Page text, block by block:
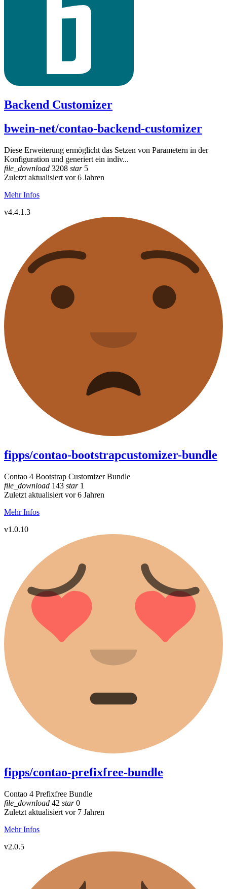
Backend Customizer
bwein-net/contao-backend-customizer
Diese Erweiterung ermöglicht das Setzen von Parametern in der
Konfiguration und generiert ein indiv...
file_download 3208 star5
Zuletzt aktualisiert vor 6 Jahren
Mehr Infos
v4.4.1.3
fipps/contao-bootstrapcustomizer-bundle
Contao 4 Bootstrap Customizer Bundle
file_download 143 star1
Zuletzt aktualisiert vor 6 Jahren
Mehr Infos
v1.0.10
fipps/contao-prefixfree-bundle
Contao 4 Prefixfree Bundle
file_download 42 star0
Zuletzt aktualisiert vor 7 Jahren
Mehr Infos
v2.0.5